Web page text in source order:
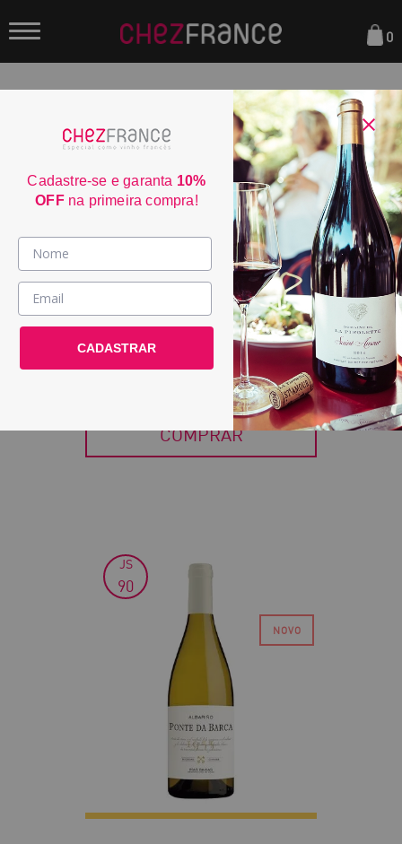
Vinhos >
País / Região >
Le Club >
0
ORDENAR POR:
Almalarga Godello Ribeira
Sacra 2024
POR:R$ 279,00
COMPRAR
JS
90
Cadastre-se e garanta 10%
OFFna primeira compra!
CADASTRAR